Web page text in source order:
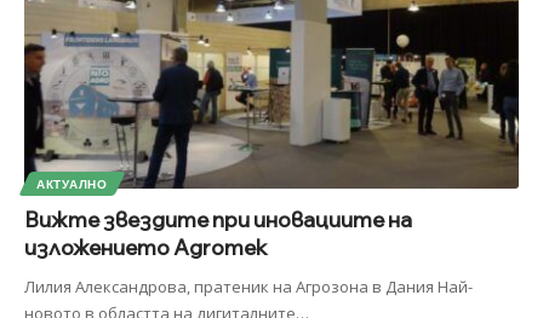
АКТУАЛНО
Вижте звездите при иновациите на
изложението Agromek
Лилия Александрова, пратеник на Агрозона в Дания Най-
новото в областта на дигиталните…